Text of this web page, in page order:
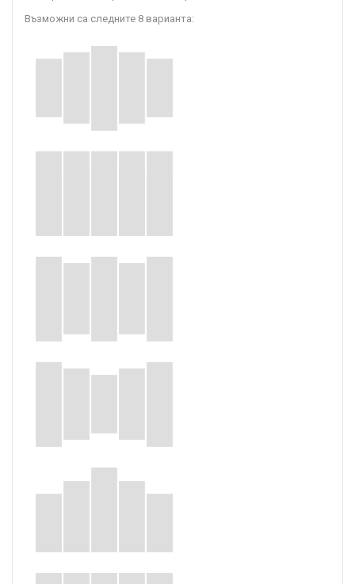
Възможни са следните 8 варианта: